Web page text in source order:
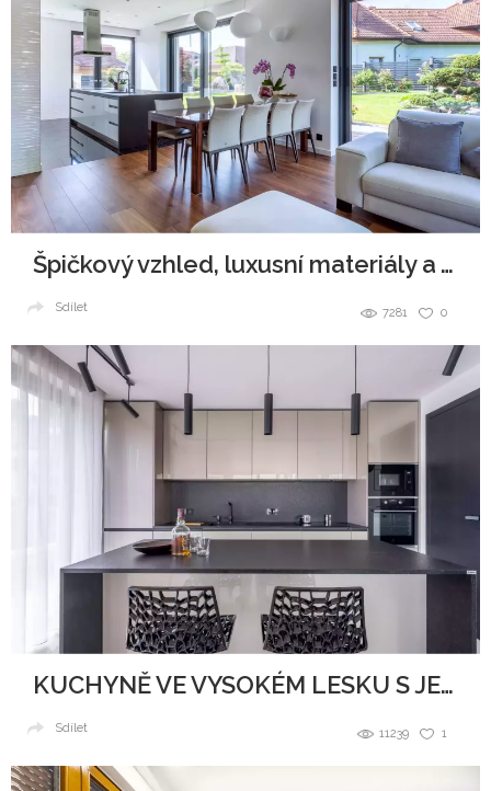
Špičkový vzhled, luxusní materiály a všudypřítomná elegance.
0
7281
Sdílet
KUCHYNĚ VE VYSOKÉM LESKU S JEMNÝMI TŘPYTKAMI
1
11239
Sdílet